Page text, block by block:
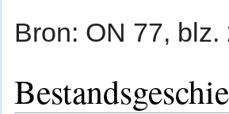
Bron: ON 77, blz.